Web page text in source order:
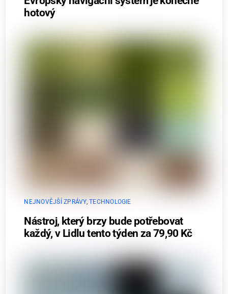
hotový
NEJNOVĚJŠÍ ZPRÁVY,TECHNOLOGIE
Nástroj, který brzy bude potřebovat
každý, v Lidlu tento týden za 79,90 Kč